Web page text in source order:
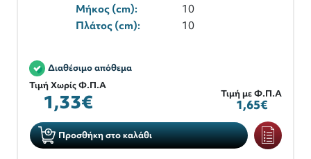
Μήκος (cm):
10
Πλάτος (cm):
10
Διαθέσιμο απόθεμα
Τιμή Χωρίς Φ.Π.Α
1,33€ Τιμή με Φ.Π.Α
1,65€
Προσθήκη στο καλάθι